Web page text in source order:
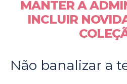
MANTER A
INCLUIR
Não banalizar a